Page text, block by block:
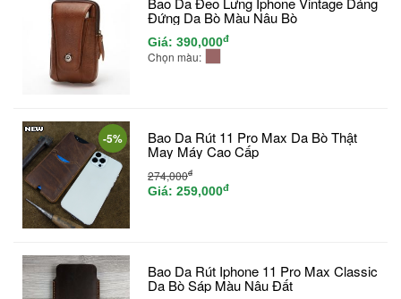
Đứng Da Bò Màu Nâu Bò
Giá: 390,000đ
Chọn màu:
-5% Bao Da Rút 11 Pro Max Da Bò Thật
May Máy Cao Cấp
274,000đ
Giá: 259,000đ
Bao Da Rút Iphone 11 Pro Max Classic
Da Bò Sáp Màu Nâu Đất